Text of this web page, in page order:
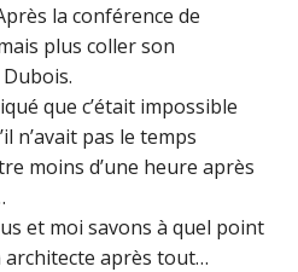
la conférence de
plus coller son
que c’était impossible
n’avait pas le temps
moins d’une heure après
et moi savons à quel point
architecte après tout…